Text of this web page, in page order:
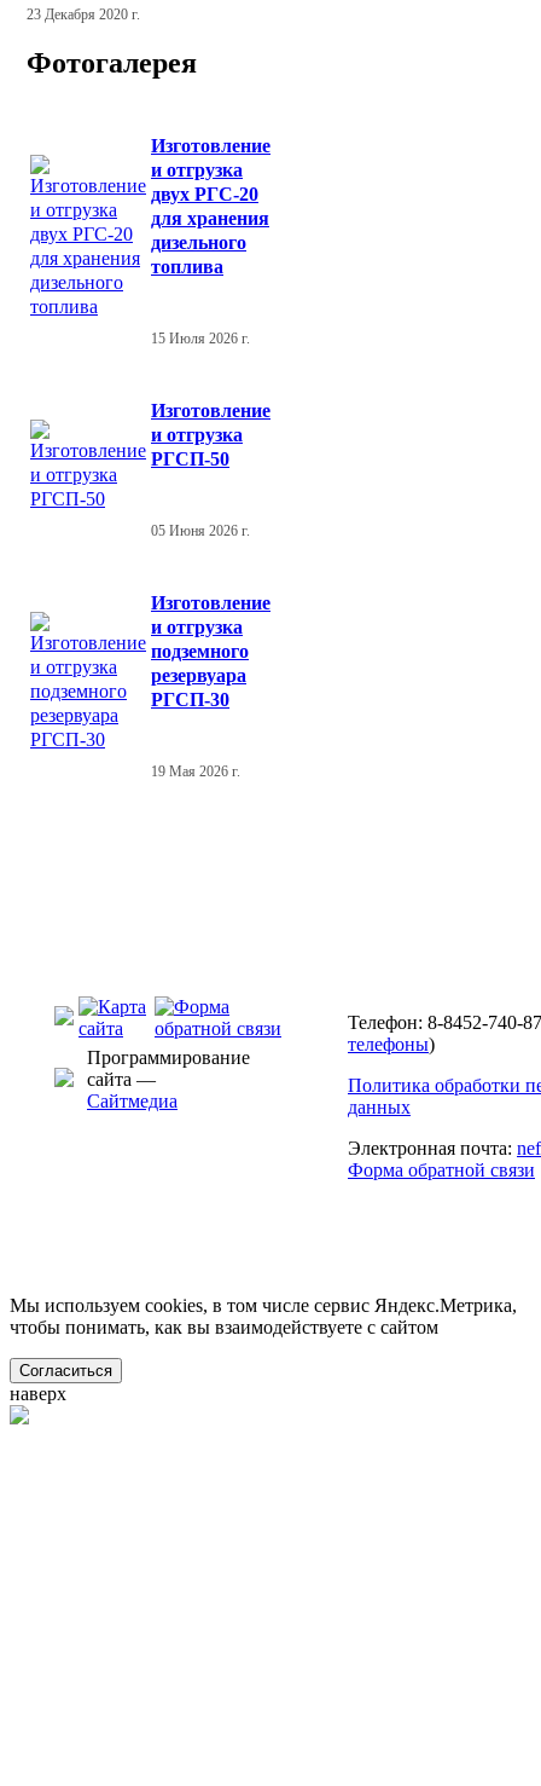
23 Декабря 2020 г.
Фотогалерея
Изготовление
и отгрузка
двух РГС-20
для хранения
дизельного
топлива
15 Июля 2026 г.
Изготовление
и отгрузка
РГСП-50
05 Июня 2026 г.
Изготовление
и отгрузка
подземного
резервуара
РГСП-30
19 Мая 2026 г.
Программирование
сайта —
Сайтмедиа
Телефон: 8-8452-740-
телефоны)
Политика обработки
данных
Электронная почта:
Форма обратной связи
Мы используем cookies, в том числе сервис Яндекс.Метрика,
чтобы понимать, как вы взаимодействуете с сайтом
Согласиться
наверх